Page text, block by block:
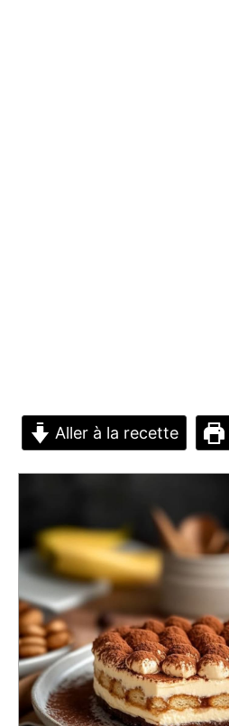
Aller à la recette